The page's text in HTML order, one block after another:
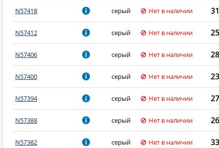
N57418 серый Нет в наличии
N57412 серый Нет в наличии
N57406 серый Нет в наличии
N57400 серый Нет в наличии
N57394 серый Нет в наличии
N57388 серый Нет в наличии
N57382 серый Нет в наличии